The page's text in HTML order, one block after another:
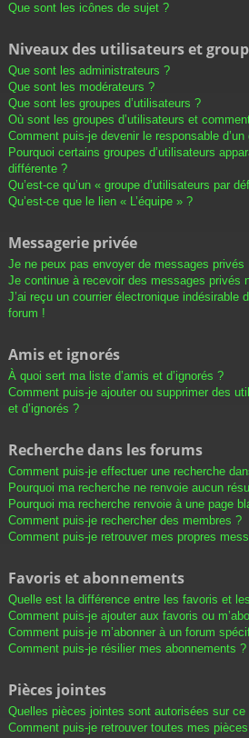
Que sont les icônes de sujet ?
Niveaux des utilisateurs et
Que sont les administrateurs ?
Que sont les modérateurs ?
Que sont les groupes d’utilisateurs ?
Où sont les groupes d’utilisateurs et
Comment puis-je devenir le responsable d’un
Pourquoi certains groupes d’utilisateurs
différente ?
Qu’est-ce qu’un « groupe d’utilisateurs par
Qu’est-ce que le lien « L’équipe » ?
Messagerie privée
Je ne peux pas envoyer de messages privés
Je continue à recevoir des messages privés
J’ai reçu un courrier électronique indésirable
forum !
Amis et ignorés
À quoi sert ma liste d’amis et d’ignorés ?
Comment puis-je ajouter ou supprimer des
et d’ignorés ?
Recherche dans les forums
Comment puis-je effectuer une recherche
Pourquoi ma recherche ne renvoie aucun
Pourquoi ma recherche renvoie à une page
Comment puis-je rechercher des membres ?
Comment puis-je retrouver mes propres
Favoris et abonnements
Quelle est la différence entre les favoris et
Comment puis-je ajouter aux favoris ou
Comment puis-je m’abonner à un forum
Comment puis-je résilier mes abonnements ?
Pièces jointes
Quelles pièces jointes sont autorisées sur ce
Comment puis-je retrouver toutes mes